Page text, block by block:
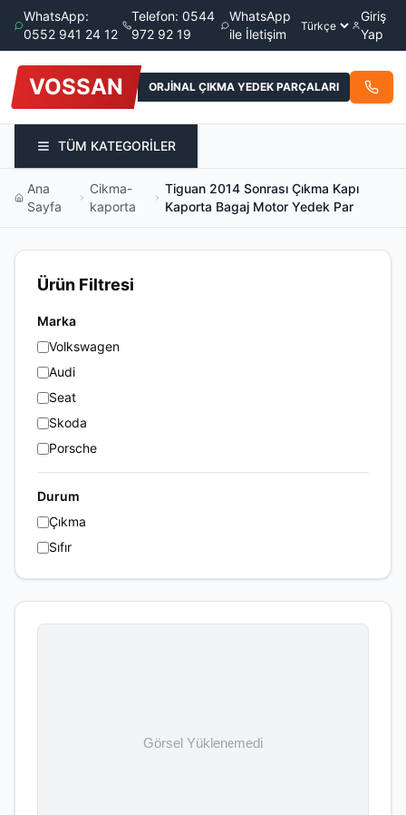
WhatsApp:
0552 941 24 12
Telefon: 0544
972 92 19
WhatsApp
ile İletişim
Giriş
Yap
VOSSAN ORJİNAL ÇIKMA YEDEK PARÇALARI
TÜM KATEGORİLER
Ana
Sayfa
Cikma-
kaporta
Tiguan 2014 Sonrası Çıkma Kapı
Kaporta Bagaj Motor Yedek Par
Ürün Filtresi
Marka
Volkswagen
Audi
Seat
Skoda
Porsche
Durum
Çıkma
Sıfır